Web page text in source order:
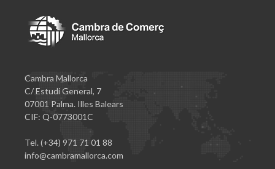
Cambra Mallorca
C/ Estudi General, 7
07001 Palma. Illes Balears
CIF: Q-0773001C
Tel. (+34) 971 71 01 88
info@cambramallorca.com